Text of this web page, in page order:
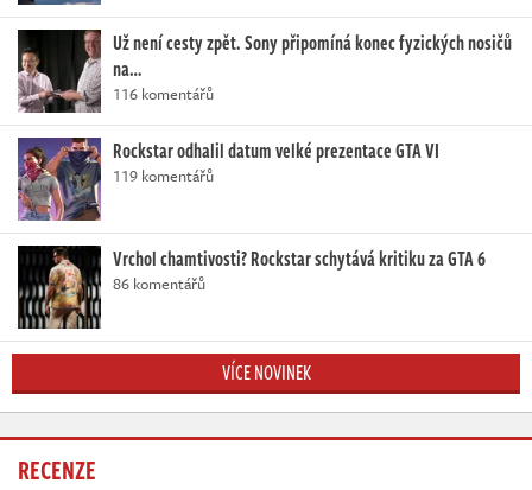
Už není cesty zpět. Sony připomíná konec fyzických nosičů
na…
116 komentářů
Rockstar odhalil datum velké prezentace GTA VI
119 komentářů
Vrchol chamtivosti? Rockstar schytává kritiku za GTA 6
86 komentářů
VÍCE NOVINEK
RECENZE